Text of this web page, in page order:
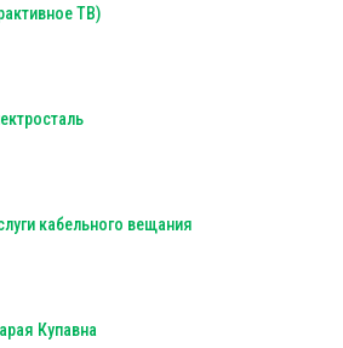
ТВ)
кабельного вещания
Купавна